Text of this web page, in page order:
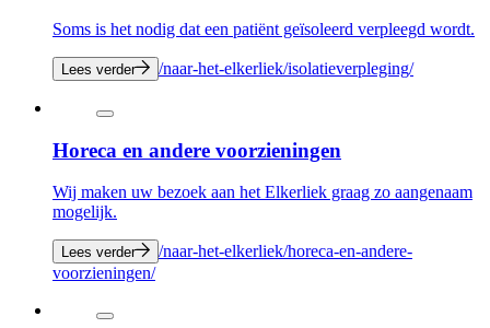
Soms is het nodig dat een patiënt geïsoleerd verpleegd wordt.
Lees verder /naar-het-elkerliek/isolatieverpleging/
Horeca en andere voorzieningen
Wij maken uw bezoek aan het Elkerliek graag zo aangenaam
mogelijk.
Lees verder
/naar-het-elkerliek/horeca-en-andere-
voorzieningen/